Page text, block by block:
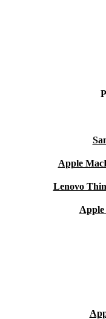
Apple
Lenovo
Apple